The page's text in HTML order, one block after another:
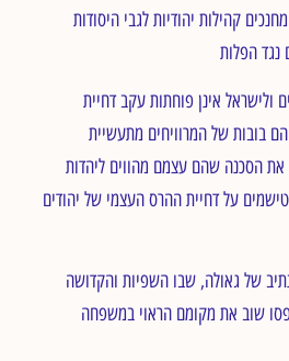
קהילות יהודיות לגבי היסודות
ולישראל אינן פוחתות עקב דחיית
הם בובות של המרוויחים מתעשיית
את הסכנה שהם עצמם מהווים ליהדות
על דחיית ההרס העצמי של יהודים
של גאולה, שבו השפיות והקדושה
שוב את מקומם הראוי במשפחה